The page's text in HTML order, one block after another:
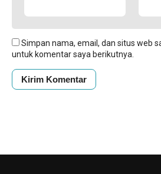
Simpan nama, email, dan situs web
untuk komentar saya berikutnya.